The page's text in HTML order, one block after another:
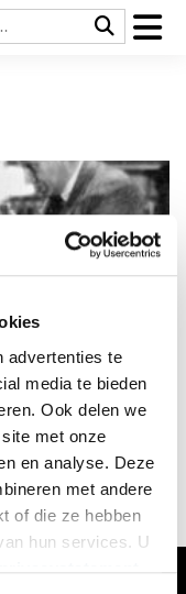
advertenties te
media te bieden
Ook delen we
met onze
en analyse. Deze
met andere
of die ze hebben
hun services. U
uitgezien
De
furore in joodse
om zich
even vergeten